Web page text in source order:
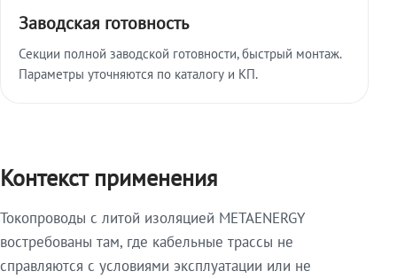
Заводская готовность
Секции полной заводской готовности, быстрый монтаж.
Параметры уточняются по каталогу и КП.
Контекст применения
Токопроводы с литой изоляцией METAENERGY
востребованы там, где кабельные трассы не
справляются с условиями эксплуатации или не